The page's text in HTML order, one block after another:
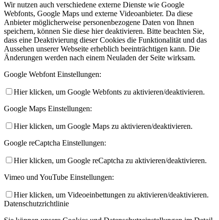
Wir nutzen auch verschiedene externe Dienste wie Google
Webfonts, Google Maps und externe Videoanbieter. Da diese
Anbieter möglicherweise personenbezogene Daten von Ihnen
speichern, können Sie diese hier deaktivieren. Bitte beachten Sie,
dass eine Deaktivierung dieser Cookies die Funktionalität und das
Aussehen unserer Webseite erheblich beeinträchtigen kann. Die
Änderungen werden nach einem Neuladen der Seite wirksam.
Google Webfont Einstellungen:
Hier klicken, um Google Webfonts zu aktivieren/deaktivieren.
Google Maps Einstellungen:
Hier klicken, um Google Maps zu aktivieren/deaktivieren.
Google reCaptcha Einstellungen:
Hier klicken, um Google reCaptcha zu aktivieren/deaktivieren.
Vimeo und YouTube Einstellungen:
Hier klicken, um Videoeinbettungen zu aktivieren/deaktivieren.
Datenschutzrichtlinie